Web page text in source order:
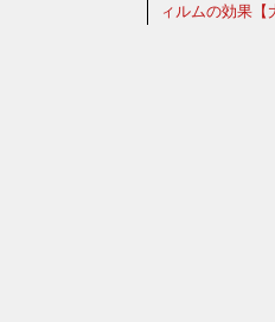
ィルムの効果【